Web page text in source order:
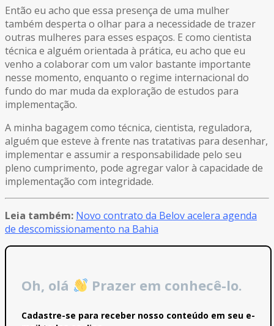
Então eu acho que essa presença de uma mulher
também desperta o olhar para a necessidade de trazer
outras mulheres para esses espaços. E como cientista
técnica e alguém orientada à prática, eu acho que eu
venho a colaborar com um valor bastante importante
nesse momento, enquanto o regime internacional do
fundo do mar muda da exploração de estudos para
implementação.
A minha bagagem como técnica, cientista, reguladora,
alguém que esteve à frente nas tratativas para desenhar,
implementar e assumir a responsabilidade pelo seu
pleno cumprimento, pode agregar valor à capacidade de
implementação com integridade.
Leia também: Novo contrato da Belov acelera agenda
de descomissionamento na Bahia
Oh, olá Prazer em conhecê-lo.
Cadastre-se para receber nosso conteúdo em seu e-